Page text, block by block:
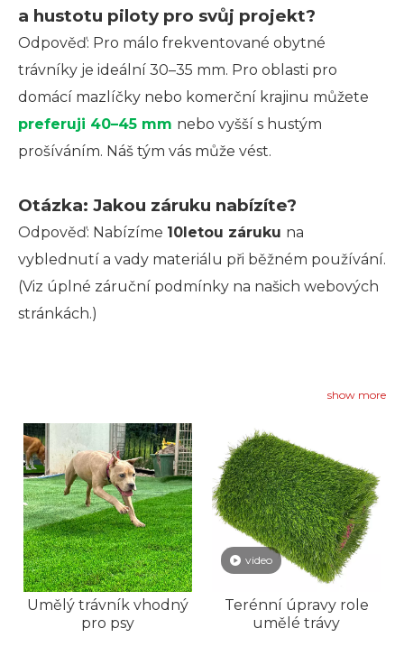
a hustotu piloty pro svůj projekt?
Odpověď: Pro málo frekventované obytné
trávníky je ideální 30–35 mm. Pro oblasti pro
domácí mazlíčky nebo komerční krajinu můžete
preferuji 40–45 mm nebo vyšší s hustým
prošíváním. Náš tým vás může vést.
Otázka: Jakou záruku nabízíte?
Odpověď: Nabízíme 10letou záruku na
vyblednutí a vady materiálu při běžném používání.
(Viz úplné záruční podmínky na našich webových
stránkách.)
show more
Umělý trávník vhodný
pro psy
video
Terénní úpravy role
umělé trávy